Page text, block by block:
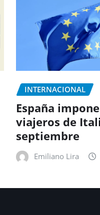
INTERNACIONAL
España
viajeros de
septiembre
Emiliano Lira